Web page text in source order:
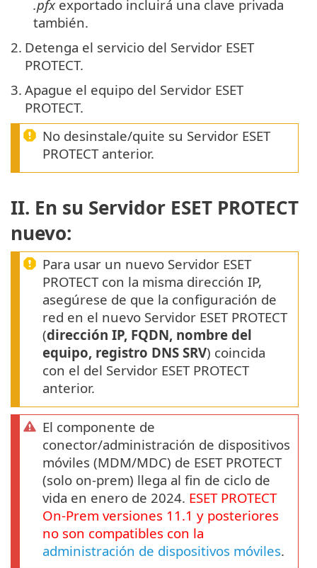
.pfxexportado incluirá una clave privada
también.
2. Detenga el servicio del Servidor ESET
PROTECT.
3. Apague el equipo del Servidor ESET
PROTECT.
No desinstale/quite su Servidor ESET
PROTECT anterior.
II. En su Servidor ESET PROTECT
nuevo:
Para usar un nuevo Servidor ESET
PROTECT con la misma dirección IP,
asegúrese de que la configuración de
red en el nuevo Servidor ESET PROTECT
(dirección IP, FQDN, nombre del
equipo, registro DNS SRV) coincida
con el del Servidor ESET PROTECT
anterior.
El componente de
conector/administración de dispositivos
móviles (MDM/MDC) de ESET PROTECT
(solo on-prem) llega al fin de ciclo de
vida en enero de 2024. ESET PROTECT
On-Prem versiones 11.1 y posteriores
no son compatibles con la
administración de dispositivos móviles.